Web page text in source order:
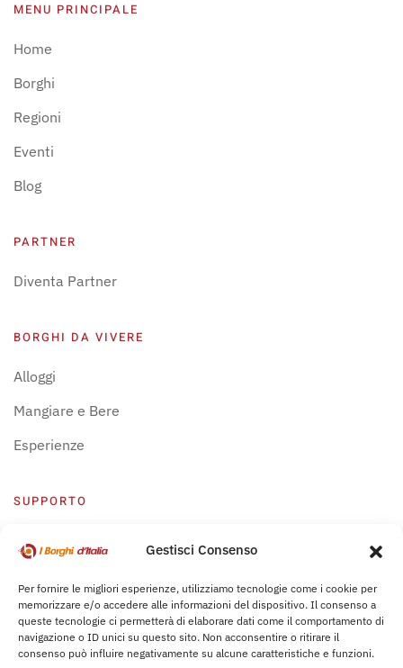
Gestisci Consenso
Per fornire le migliori esperienze, utilizziamo tecnologie come i cookie per
memorizzare e/o accedere alle informazioni del dispositivo. Il consenso a
queste tecnologie ci permetterà di elaborare dati come il comportamento di
navigazione o ID unici su questo sito. Non acconsentire o ritirare il
consenso può influire negativamente su alcune caratteristiche e funzioni.
MENU PRINCIPALE
Home
Borghi
Regioni
Eventi
Blog
PARTNER
Diventa Partner
BORGHI DA VIVERE
Alloggi
Mangiare e Bere
Esperienze
SUPPORTO
Centro Supporto
Leggi Bochure